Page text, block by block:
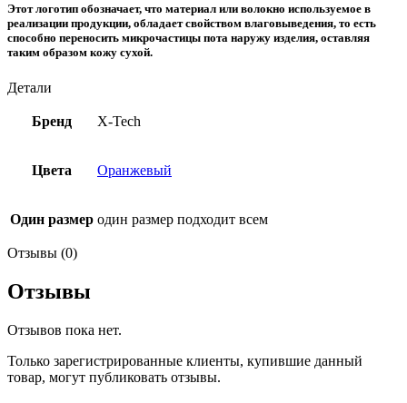
Этот логотип обозначает, что материал или волокно используемое в
реализации продукции, обладает свойством влаговыведения, то есть
способно переносить микрочастицы пота наружу изделия, оставляя
таким образом кожу сухой.
Детали
Бренд X-Tech
Цвета Оранжевый
Один размер один размер подходит всем
Отзывы (0)
Отзывы
Отзывов пока нет.
Только зарегистрированные клиенты, купившие данный
товар, могут публиковать отзывы.